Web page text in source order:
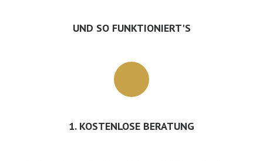
UND SO FUNKTIONIERT'S
1. KOSTENLOSE BERATUNG